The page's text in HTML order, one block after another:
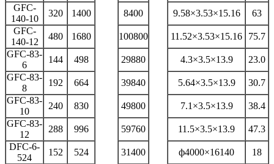
GFC-
140-10
320 1400 8400 9.58×3.53×15.16
63
GFC-
140-12
480 1680 100800 11.52×3.53×15.16
75.7
GFC-83-
6
144 498 29880 4.3×3.5×13.9
23.0
GFC-83-
8
192 664 39840 5.64×3.5×13.9
30.7
GFC-83-
10
240 830 49800 7.1×3.5×13.9
38.4
GFC-83-
12
288 996 59760 11.5×3.5×13.9
47.3
DFC-6-
524
152 524 31400 ф4000×16140
18